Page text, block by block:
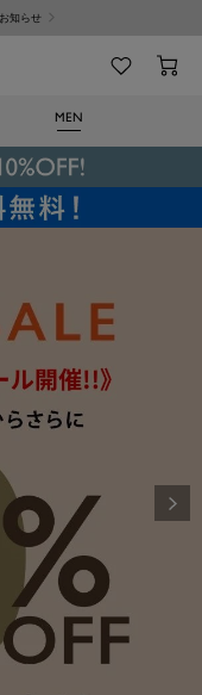
不具合のお知らせ
MEN